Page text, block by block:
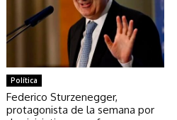
Política
Federico Sturzenegger,
protagonista de la semana por